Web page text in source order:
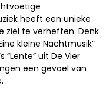
heeft een unieke
ziel te verheffen. Denk
kleine Nachtmusik”
“Lente” uit De Vier
een gevoel van